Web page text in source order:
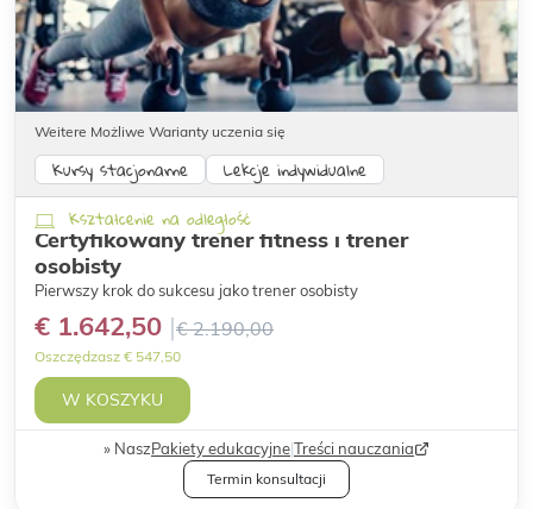
Weitere Możliwe Warianty uczenia się
Kształcenie na odległość
Kursy stacjonarne Lekcje indywidualne
Certyfikowany trener fitness i trener
osobisty
Pierwszy krok do sukcesu jako trener osobisty
€ 1.642,50 € 2.190,00
Oszczędzasz € 547,50
W KOSZYKU
NaszPakiety edukacyjne|Treści nauczania
Termin konsultacji